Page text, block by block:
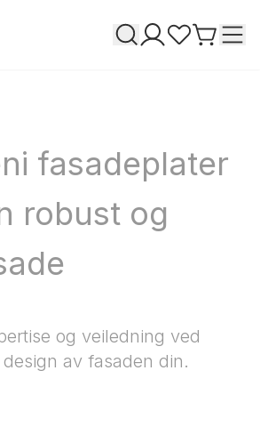
SøkMine sider
Favoritter
Gå til
fasadeplater
robust og
og veiledning ved
av fasaden din.